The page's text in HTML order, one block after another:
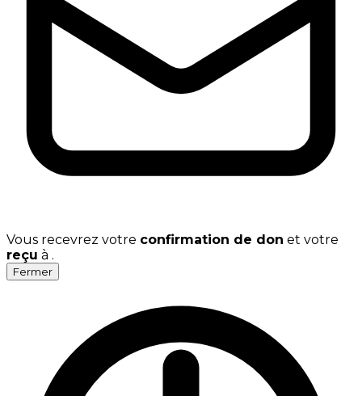
Vous recevrez votre confirmation de don et votre
reçu à .
Fermer